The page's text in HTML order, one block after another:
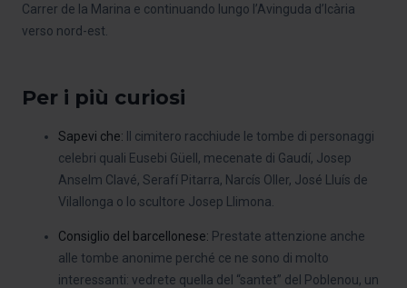
Carrer de la Marina e continuando lungo l’Avinguda d’Icària
verso nord-est.
Per i più curiosi
Sapevi che:
Il cimitero racchiude le tombe di personaggi
celebri quali Eusebi Güell, mecenate di Gaudí, Josep
Anselm Clavé, Serafí Pitarra, Narcís Oller, José Lluís de
Vilallonga o lo scultore Josep Llimona.
Consiglio del barcellonese: Prestate attenzione anche
alle tombe anonime perché ce ne sono di molto
interessanti: vedrete quella del “santet” del Poblenou, un